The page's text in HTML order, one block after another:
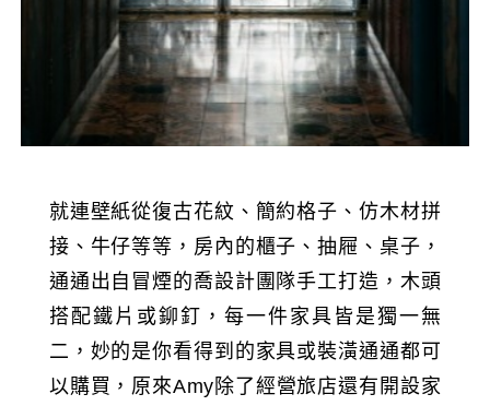
就連壁紙從復古花紋、簡約格子、仿木材拼
接、牛仔等等，房內的櫃子、抽屜、桌子，
通通出自冒煙的喬設計團隊手工打造，木頭
搭配鐵片或鉚釘，每一件家具皆是獨一無
二，妙的是你看得到的家具或裝潢通通都可
以購買，原來Amy除了經營旅店還有開設家